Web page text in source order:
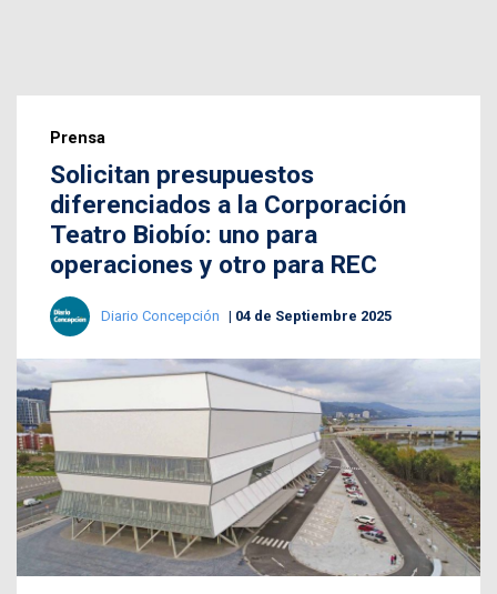
Prensa
Solicitan presupuestos
diferenciados a la Corporación
Teatro Biobío: uno para
operaciones y otro para REC
Diario Concepción 04 de Septiembre 2025